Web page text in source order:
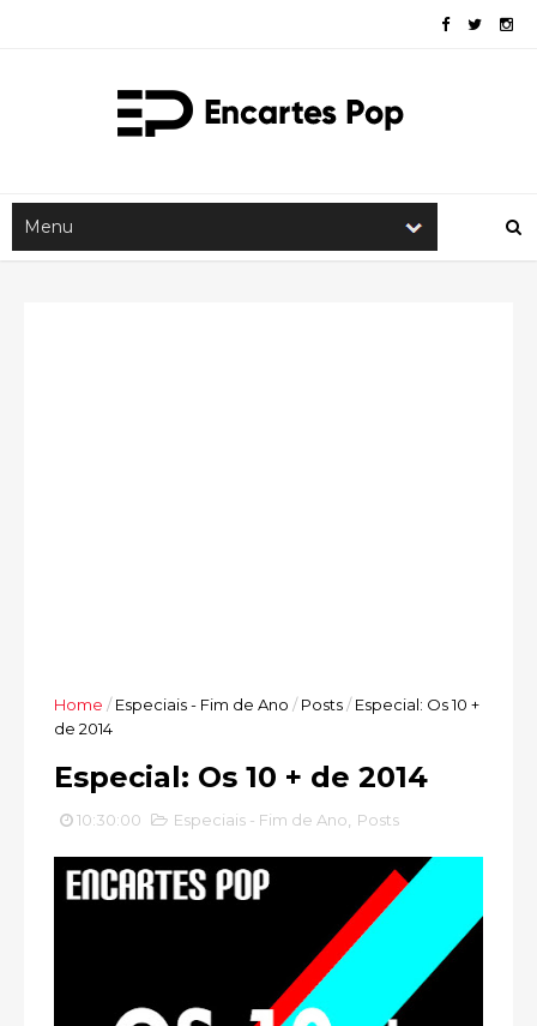
Home / Especiais - Fim de Ano / Posts/ Especial: Os 10 +
de 2014
Especial: Os 10 + de 2014
10:30:00 Especiais - Fim de Ano Posts